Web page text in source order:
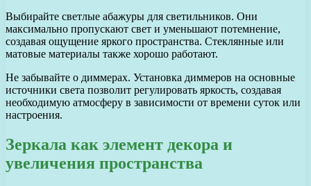
Выбирайте светлые абажуры для светильников. Они
максимально пропускают свет и уменьшают потемнение,
создавая ощущение яркого пространства. Стеклянные или
матовые материалы также хорошо работают.
Не забывайте о диммерах. Установка диммеров на основные
источники света позволит регулировать яркость, создавая
необходимую атмосферу в зависимости от времени суток или
настроения.
Зеркала как элемент декора и
увеличения пространства